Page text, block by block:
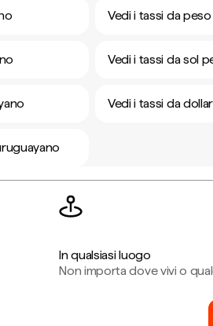
Vedi i tassi da
Vedi i tassi da sol
Vedi i tassi da
In qualsiasi luogo
Non importa dove vivi o